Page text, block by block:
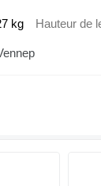
kg Hauteur de